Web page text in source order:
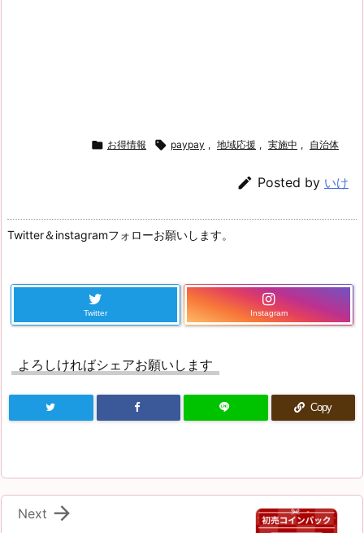
 お得情報  paypay , 地域応援 , 実施中 , 自治体
 Posted by いけ
Twitter＆instagramフォローお願いします。
Twitter Instagram
よろしければシェアお願いします
Copy

Next